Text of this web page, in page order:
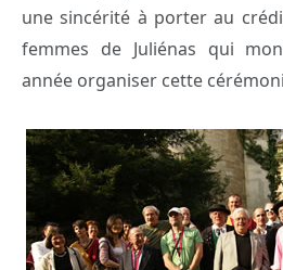
une sincérité à porter au
femmes de Juliénas qui
année organiser cette